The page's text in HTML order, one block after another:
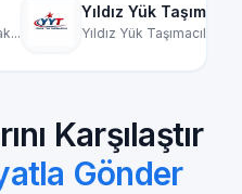
Türkiye genelinde par...
Karşılaştır
Gönder